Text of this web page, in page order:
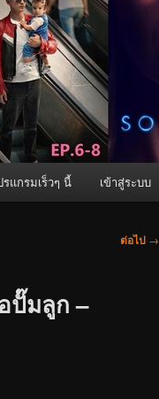
รแกรมเร็วๆ นี้ เข้าสู่ระบบ
ต่อไป →
ปั๊มลูก –